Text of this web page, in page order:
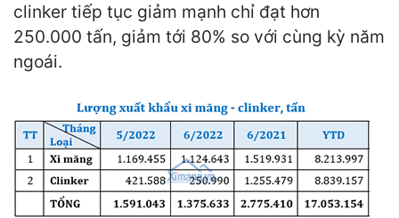
clinker tiếp tục giảm mạnh chỉ đạt hơn
250.000 tấn, giảm tới 80% so với cùng kỳ năm
ngoái.